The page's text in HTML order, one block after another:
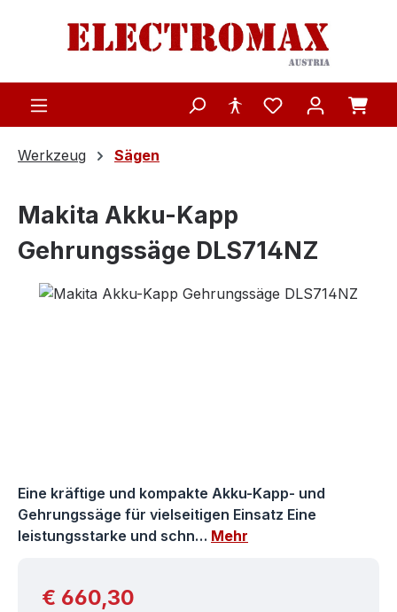
Zum Hauptinhalt springen
Werkzeug Sägen
Makita Akku-Kapp
Gehrungssäge DLS714NZ
Bildergalerie überspringen
Eine kräftige und kompakte Akku-Kapp- und
Gehrungssäge für vielseitigen Einsatz Eine
leistungsstarke und schn… Mehr
Regulärer Preis:
€ 660,30